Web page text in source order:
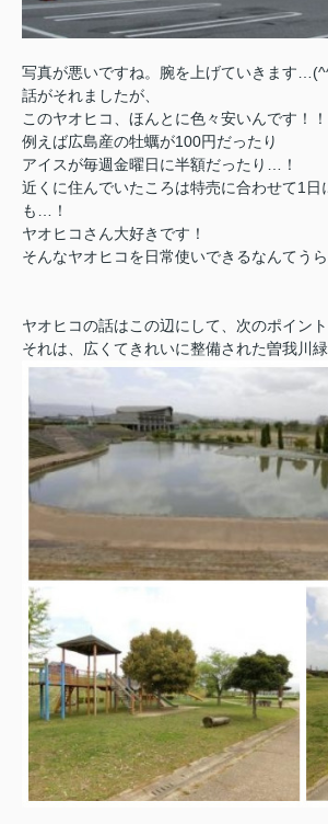
写真が悪いですね。腕を上げていきます
話がそれましたが、
このヤオヒコ、ほんとに色々安いんです！！
例えば広島産の牡蠣が100円だったり
アイスが毎週金曜日に半額だったり…！
近くに住んでいたころは特売に合わせて1日
も…！
ヤオヒコさん大好きです！
そんなヤオヒコを日常使いできるなんてうら
ヤオヒコの話はこの辺にして、次のポイント
それは、広くてきれいに整備された曽我川